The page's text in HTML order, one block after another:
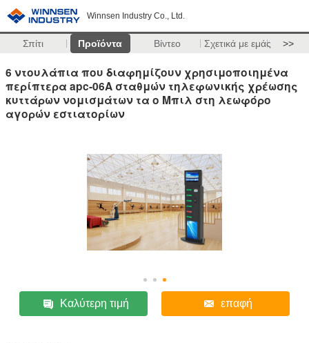
Winnsen Industry Co., Ltd.
Σπίτι Προϊόντα Βίντεο Σχετικά με εμάς >>
6 ντουλάπια που διαφημίζουν χρησιμοποιημένα
περίπτερα apc-06A σταθμών τηλεφωνικής χρέωσης
κυττάρων νομισμάτων τα ο Μπιλ στη λεωφόρο
αγορών εστιατορίων
Καλύτερη τιμή επαφή